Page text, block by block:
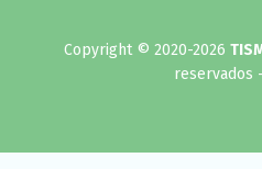
Copyright © 2020-2026
reservados